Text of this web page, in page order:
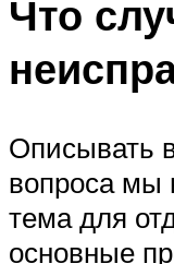
Что
Описывать
вопроса мы
тема для
основные